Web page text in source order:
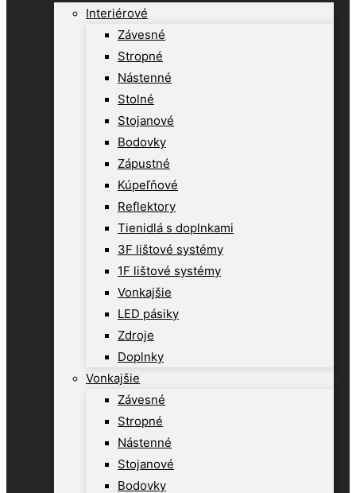
Interiérové
Závesné
Stropné
Nástenné
Stolné
Stojanové
Bodovky
Zápustné
Kúpeľňové
Reflektory
Tienidlá s doplnkami
3F lištové systémy
1F lištové systémy
Vonkajšie
LED pásiky
Zdroje
Doplnky
Vonkajšie
Závesné
Stropné
Nástenné
Stojanové
Bodovky